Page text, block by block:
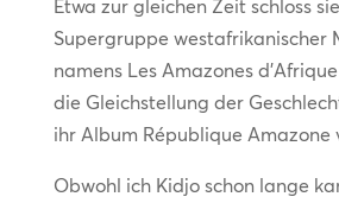
Etwa zur gleichen Zeit schloss
Supergruppe westafrikanischer
namens Les Amazones
die Gleichstellung der
ihr Album République Amazone
Obwohl ich Kidjo schon lange